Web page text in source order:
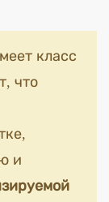
класс
что
и